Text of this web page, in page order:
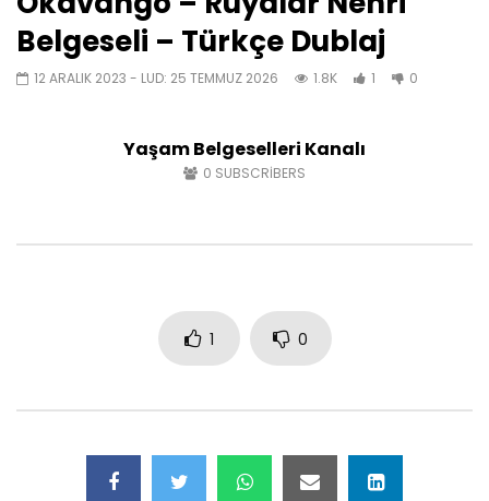
Belgeseli – Türkçe Dublaj
12 ARALIK 2023 - LUD: 25 TEMMUZ 2026 1.8K 1 0
Yaşam Belgeselleri Kanalı
0 SUBSCRIBERS
1 0